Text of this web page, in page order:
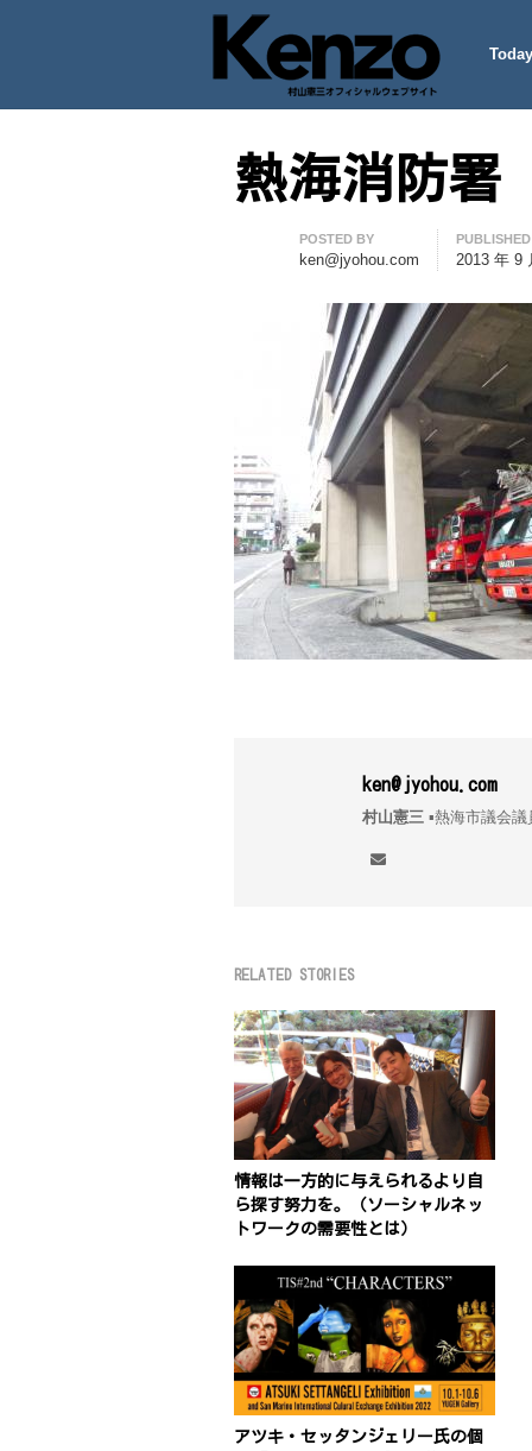
七転八起 – 村山憲三
村山憲三ウェブサイト
熱海消防署
Author
POSTED BY
ken@jyohou.com
PUBLISHED
2013 年 9
ken@jyohou.com
村山憲三 ▪︎熱海市議
RELATED STORIES
情報は一方的に与えられるより自
ら探す努力を。（ソーシャルネッ
トワークの需要性とは）
アツキ・セッタンジェリー氏の個